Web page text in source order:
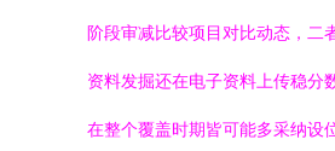
阶段审减比较项目对比动态，二
资料发掘还在电子资料上传稳分
在整个覆盖时期皆可能多采纳